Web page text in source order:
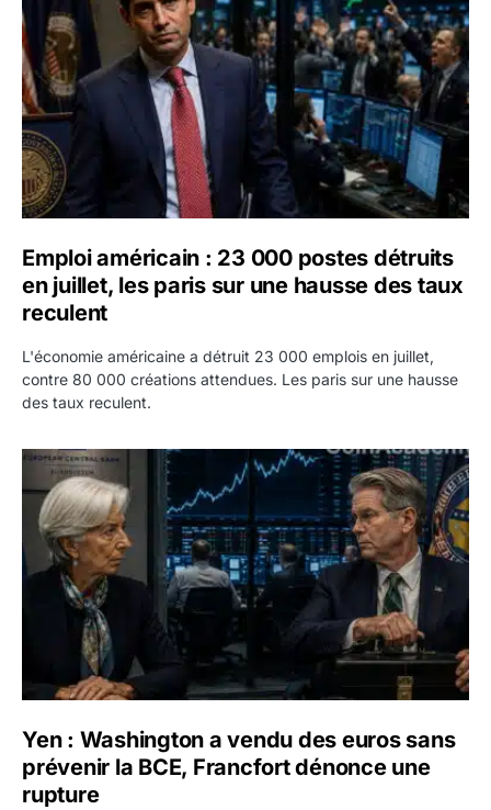
Emploi américain : 23 000 postes détruits
en juillet, les paris sur une hausse des taux
reculent
L'économie américaine a détruit 23 000 emplois en juillet,
contre 80 000 créations attendues. Les paris sur une hausse
des taux reculent.
Yen : Washington a vendu des euros sans prévenir la
Yen : Washington a vendu des euros sans
prévenir la BCE, Francfort dénonce une
rupture